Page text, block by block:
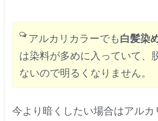
アルカリカラーでも白髪染
は染料が多めに入っていて、
ないので明るくなりません。
今より暗くしたい場合はアルカ